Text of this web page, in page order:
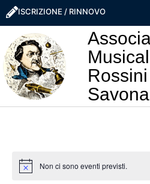
ISCRIZIONE / RINNOVO
Savona
Notice Non ci sono eventi previsti.